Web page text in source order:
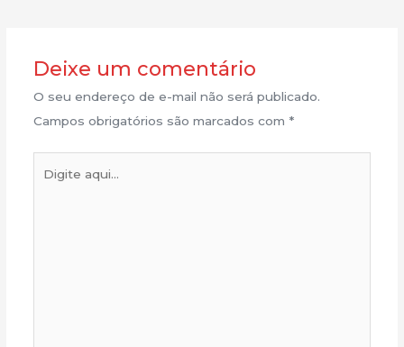
Deixe um comentário
O seu endereço de e-mail não será publicado.
Campos obrigatórios são marcados com *